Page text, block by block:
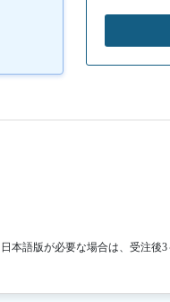
語版が必要な場合は、受注後3